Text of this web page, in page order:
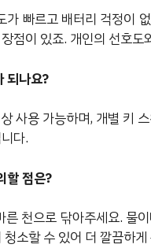
가 빠르고 배터리 걱정이
점이 있죠. 개인의 선호
되나요?
사용 가능하며, 개별 키
다.
할 점은?
천으로 닦아주세요. 물
소할 수 있어 더 깔끔하